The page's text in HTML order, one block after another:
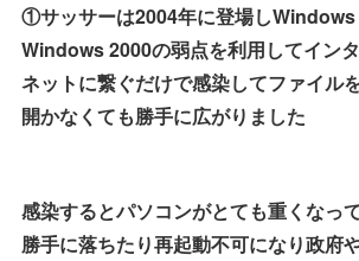
①サッサーは2004年に登場しWindows
Windows 2000の弱点を利用してイン
ネットに繋ぐだけで感染してファイル
開かなくても勝手に広がりました
感染するとパソコンがとても重くなっ
勝手に落ちたり再起動不可になり政府